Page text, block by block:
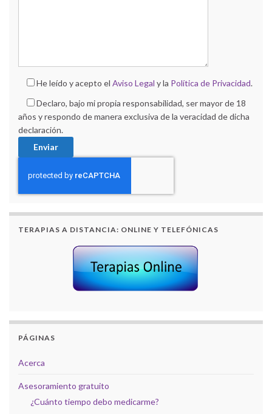
He leído y acepto el Aviso Legal y la Política de Privacidad.
Declaro, bajo mi propia responsabilidad, ser mayor de 18
años y respondo de manera exclusiva de la veracidad de dicha
declaración.
TERAPIAS A DISTANCIA: ONLINE Y TELEFÓNICAS
PÁGINAS
Acerca
Asesoramiento gratuito
¿Cuánto tiempo debo medicarme?